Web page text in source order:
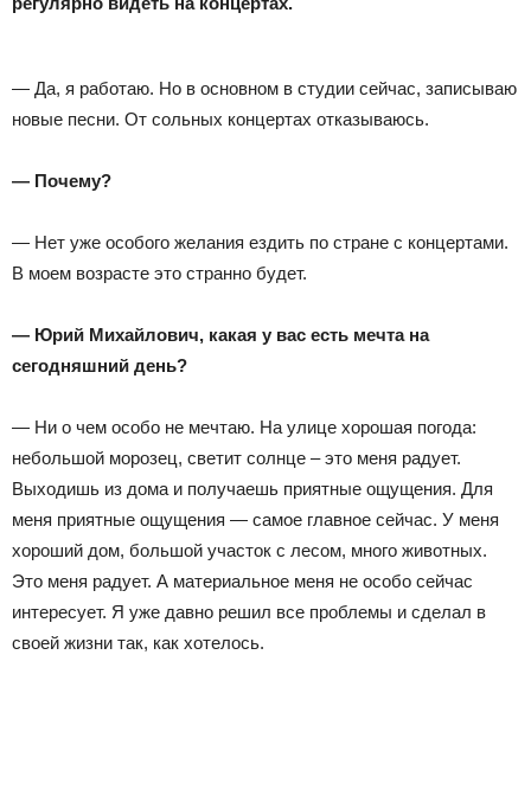
— Да, я работаю. Но в основном в студии сейчас, записываю
новые песни. От сольных концертах отказываюсь.
— Почему?
— Нет уже особого желания ездить по стране с концертами.
В моем возрасте это странно будет.
— Юрий Михайлович, какая у вас есть мечта на
сегодняшний день?
— Ни о чем особо не мечтаю. На улице хорошая погода:
небольшой морозец, светит солнце – это меня радует.
Выходишь из дома и получаешь приятные ощущения. Для
меня приятные ощущения — самое главное сейчас. У меня
хороший дом, большой участок с лесом, много животных.
Это меня радует. А материальное меня не особо сейчас
интересует. Я уже давно решил все проблемы и сделал в
своей жизни так, как хотелось.